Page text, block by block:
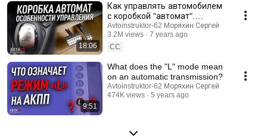
18:06
Как управлять автомобилем
с коробкой "автомат".
Плюсы.Минусы.
Avtoinstruktor-62 Моряхин Сергей
3.2M views
7 years ago
CC
9:51
What does the "L" mode mean
on an automatic transmission?
Avtoinstruktor-62 Моряхин Сергей
474K views
5 years ago